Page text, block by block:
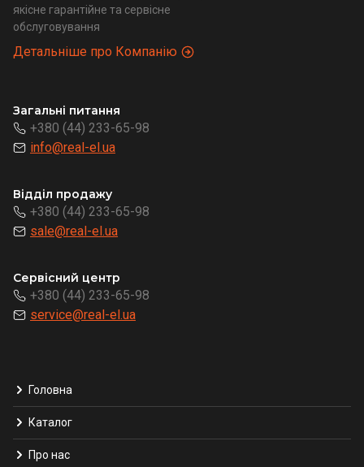
якісне гарантійне та сервісне
обслуговування
Детальніше про Компанію
Загальні питання
+380 (44) 233-65-98
info@real-el.ua
Відділ продажу
+380 (44) 233-65-98
sale@real-el.ua
Сервісний центр
+380 (44) 233-65-98
service@real-el.ua
Головна
Каталог
Про нас